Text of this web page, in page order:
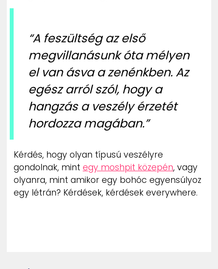
“A feszültség az első
megvillanásunk óta mélyen
el van ásva a zenénkben. Az
egész arról szól, hogy a
hangzás a veszély érzetét
hordozza magában.”
Kérdés, hogy olyan típusú veszélyre
gondolnak, mint egy moshpit közepén, vagy
olyanra, mint amikor egy bohóc egyensúlyoz
egy létrán? Kérdések, kérdések everywhere.